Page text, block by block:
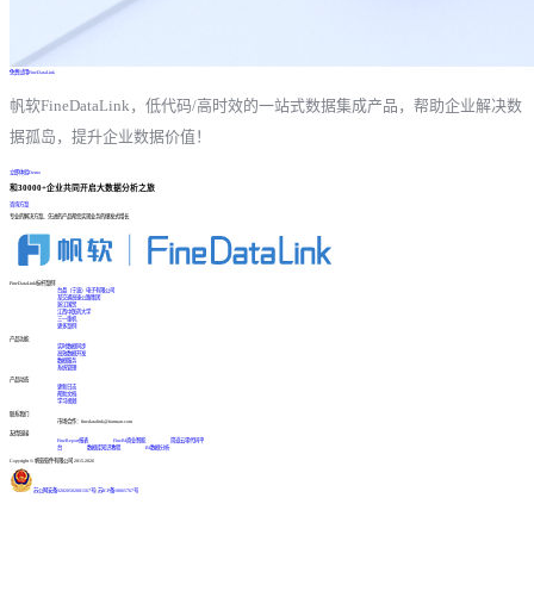
免费试用FineDataLink
帆软FineDataLink，低代码/高时效的一站式数据集成产品，帮助企业解决数
据孤岛，提升企业数据价值！
立即体验Demo
和30000+企业共同开启大数据分析之旅
咨询方案
专业的解决方案、先进的产品帮您实现业务的爆发式增长
FineDataLink标杆案例
台晶（宁波）电子有限公司
某交通高速公路集团
浙江国贸
江西中医药大学
三一重机
更多案例
产品功能
实时数据同步
高效数据开发
数据服务
系统管理
产品动态
更新日志
帮助文档
学习视频
联系我们
市场合作：finedatalink@fanruan.com
友情链接
FineReport报表
FineBI商业智能
简道云零代码平
台
数据库知识教程 BI数据分析
Copyright © 帆软软件有限公司 2015-2026
苏公网安备32020502001567号| 苏ICP备18065767号